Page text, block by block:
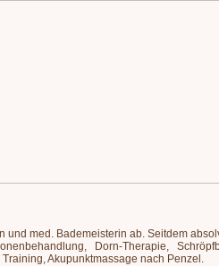
und med. Bademeisterin ab. Seitdem
Dorn-Therapie,
Akupunktmassage nach Penzel.